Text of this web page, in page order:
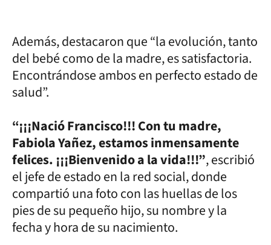
Además, destacaron que “la evolución, tanto
del bebé como de la madre, es satisfactoria.
Encontrándose ambos en perfecto estado de
salud”.
“¡¡¡Nació Francisco!!! Con tu madre,
Fabiola Yañez, estamos inmensamente
felices. ¡¡¡Bienvenido a la vida!!!”, escribió
el jefe de estado en la red social, donde
compartió una foto con las huellas de los
pies de su pequeño hijo, su nombre y la
fecha y hora de su nacimiento.